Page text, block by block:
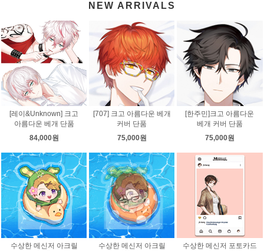
NEW ARRIVALS
[레이&Unknown] 크고
아름다운 베개 단품
84,000원
[707] 크고 아름다운 베개
커버 단품
75,000원
[한주민]크고 아름다운
베개 커버 단품
75,000원
수상한 메신저 아크릴
수상한 메신저 아크릴
수상한 메신저 포토카드